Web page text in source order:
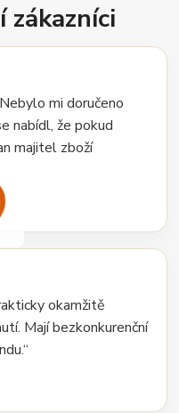
zákazníci
mi doručeno
nabídl, že pokud
majitel zboží
okamžitě
Mají bezkonkurenční